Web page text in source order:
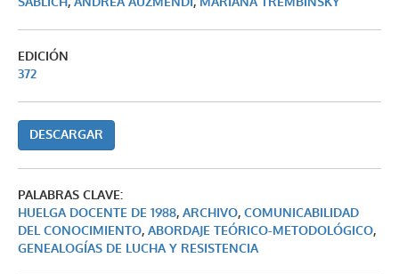
EDICIÓN
372
DESCARGAR
PALABRAS CLAVE:
HUELGA DOCENTE DE 1988, ARCHIVO, COMUNICABILIDAD
DEL CONOCIMIENTO, ABORDAJE TEÓRICO-METODOLÓGICO,
GENEALOGÍAS DE LUCHA Y RESISTENCIA